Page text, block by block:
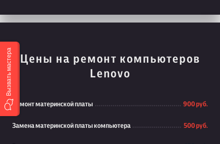
Цены на ремонт компьютеров
Lenovo
Ремонт материнской платы 900 руб.
Замена материнской платы компьютера 500 руб.
Вызвать мастера